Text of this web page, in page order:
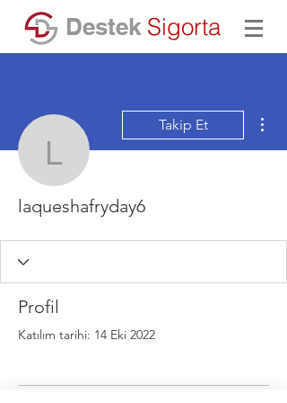
Destek Sigorta
laqueshafryday6
Takip Et
laqueshafryday6
Profil
Katılım tarihi: 14 Eki 2022